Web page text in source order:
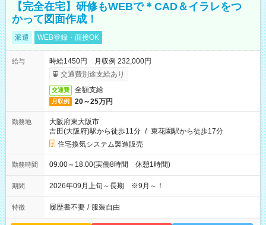
【完全在宅】研修もWEBで＊CAD＆イラレをつ
かって図面作成！
派遣 WEB登録・面接OK
給与
時給1450円 月収例 232,000円
交通費別途支給あり
交通費 全額支給
月収例 20～25万円
勤務地
大阪府東大阪市
吉田(大阪府)駅から徒歩11分 / 東花園駅から徒歩17分
住宅換気システム製造販売
勤務時間 09:00～18:00(実働8時間 休憩1時間)
期間 2026年09月上旬～長期 ※9月～！
特徴 履歴書不要 / 服装自由